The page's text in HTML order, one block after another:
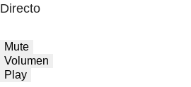
Directo
Mute
Volumen
Play